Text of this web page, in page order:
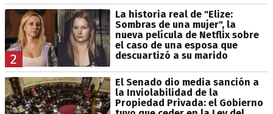
2
La historia real de "Elize:
Sombras de una mujer", la
nueva película de Netflix sobre
el caso de una esposa que
descuartizó a su marido
El Senado dio media sanción a
la Inviolabilidad de la
Propiedad Privada: el Gobierno